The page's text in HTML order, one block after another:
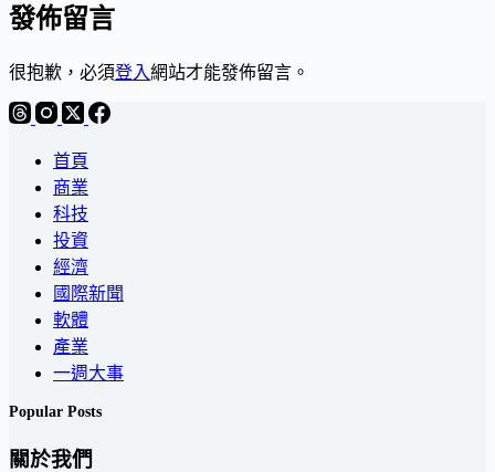
發佈留言
很抱歉，必須登入網站才能發佈留言。
首頁
商業
科技
投資
經濟
國際新聞
軟體
產業
一週大事
Popular Posts
關於我們